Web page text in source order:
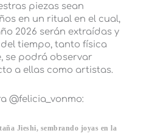
piezas sean
en un ritual en el cual,
2026 serán extraídas y
tiempo, tanto física
se podrá observar
a ellas como artistas.
@felicia_vonmo:
Jieshi, sembrando joyas en la